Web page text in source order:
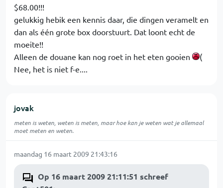
$68.00!!!
gelukkig hebik een kennis daar, die dingen veramelt en
dan als één grote box doorstuurt. Dat loont echt de
moeite!!
Alleen de douane kan nog roet in het eten gooien
(
Nee, het is niet f-e....
jovak
meten is weten, weten is meten, maar hoe kan je weten wat je allemaal
moet meten en weten.
maandag 16 maart 2009 21:43:16
Op 16 maart 2009 21:11:51 schreef